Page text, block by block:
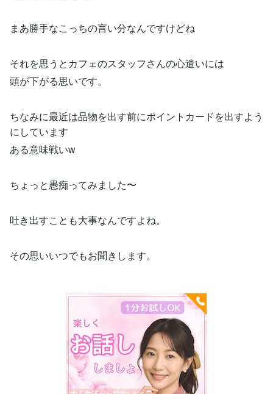
まあ勝手なこっちの言い分なんですけどね
それを思うとカフェのスタッフさんの心遣いには
頭が下がる思いです。
ちなみに最近は品物を出す前にポイントカードを出すよう
にしています
ある意味戦いw
ちょっと愚痴ってみました〜
吐き出すことも大事なんですよね。
その思いいつでもお聞きします。